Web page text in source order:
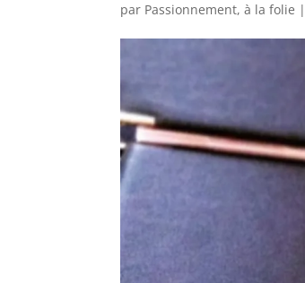
par Passionnement, à la folie |